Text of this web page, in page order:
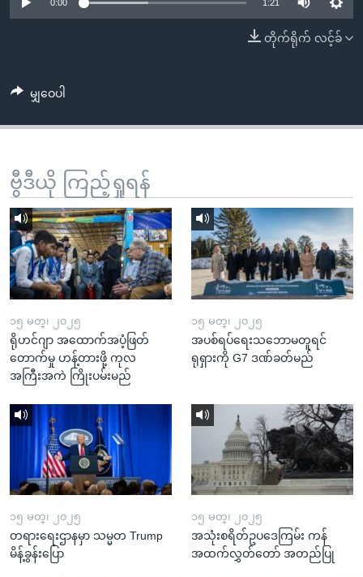
ကျော်
ရန်
နေရာ
သို့
ကျော်
ရန်
0:00 1:21
တိုက်ရိုက် လင့်ခ်
မျှဝေပါ
ဗွီဒီယို ကြည့်ရှုရန်
၁၅ မတ္၊ ၂၀၂၅
ရိုဟင်ဂျာ အထောက်အပံ့ဖြတ်
တောက်မှု ဟန့်တားဖို့ ကုလ
အကြီးအကဲ ကြိုးပမ်းမည်
၁၅ မတ္၊ ၂၀၂၅
အပစ်ရပ်ရေးသဘောမတူရင်
ရုရှားကို G7 ဒဏ်ခတ်မည်
၁၅ မတ္၊ ၂၀၂၅
တရားရေးဌာနမှာ သမ္မတ Trump
မိန့်ခွန်းပြော
၁၅ မတ္၊ ၂၀၂၅
အသုံးစရိတ်ဥပဒေကြမ်း ကန်
အထက်လွှတ်တော် အတည်ပြု